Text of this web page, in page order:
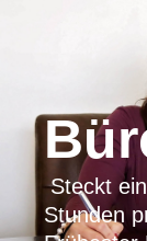
Steckt
Stunden